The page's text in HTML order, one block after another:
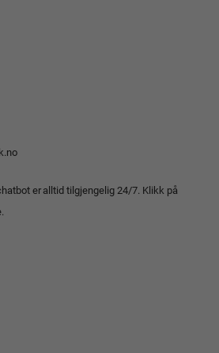
er alltid tilgjengelig 24/7. Klikk på